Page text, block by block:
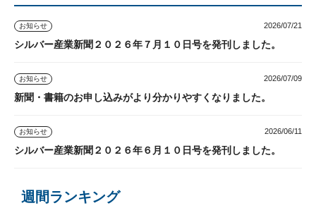
お知らせ 2026/07/21
シルバー産業新聞２０２６年７月１０日号を発刊しました。
お知らせ 2026/07/09
新聞・書籍のお申し込みがより分かりやすくなりました。
お知らせ 2026/06/11
シルバー産業新聞２０２６年６月１０日号を発刊しました。
週間ランキング